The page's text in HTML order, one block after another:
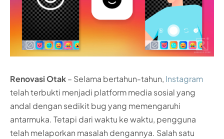
Renovasi Otak– Selama bertahun-tahun, Instagram
telah terbukti menjadi platform media sosial yang
andal dengan sedikit bug yang memengaruhi
antarmuka. Tetapi dari waktu ke waktu, pengguna
telah melaporkan masalah dengannya. Salah satu